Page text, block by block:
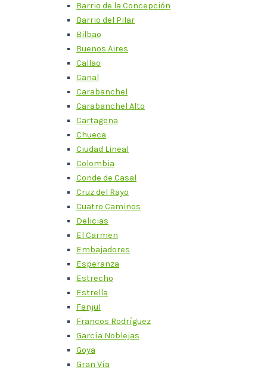
Barrio de la Concepción
Barrio del Pilar
Bilbao
Buenos Aires
Callao
Canal
Carabanchel
Carabanchel Alto
Cartagena
Chueca
Ciudad Lineal
Colombia
Conde de Casal
Cruz del Rayo
Cuatro Caminos
Delicias
El Carmen
Embajadores
Esperanza
Estrecho
Estrella
Fanjul
Francos Rodríguez
García Noblejas
Goya
Gran Vía